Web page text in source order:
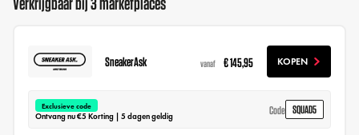
Verkrijgbaar bij 3 marketplaces
SneakerAsk vanaf € 145,95 KOPEN
Exclusieve code
Ontvang nu €5 Korting | 5 dagen geldig
Code SQUAD5